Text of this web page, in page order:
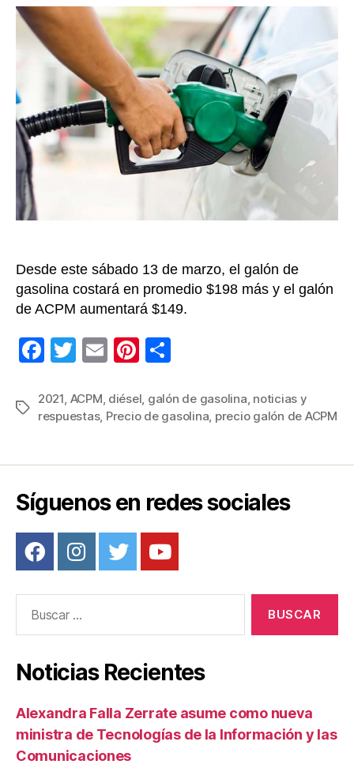
entrada
la
Desde este sábado 13 de marzo, el galón de
gasolina costará en promedio $198 más y el galón
de ACPM aumentará $149.
F
c
e
o
k
T
tt
er
E
ail
Pi
er
e
m
p
Etiquetas
2021, ACPM, diésel, galón de gasolina, noticias y
respuestas, Precio de gasolina, precio galón de ACPM
Síguenos en redes sociales
Noticias Recientes
Alexandra Falla Zerrate asume como nueva
ministra de Tecnologías de la Información y las
Comunicaciones